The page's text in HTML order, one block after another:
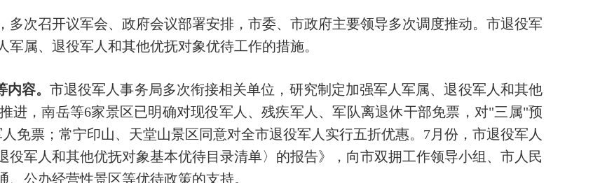
多次召开议军会、政府会议部署安排，市委、市政府主要领导多次调度推动。市退役军
属、退役军人和其他优抚对象优待工作的措施。
内容。市退役军人事务局多次衔接相关单位，研究制定加强军人军属、退役军人和其他
进，南岳等6家景区已明确对现役军人、残疾军人、军队离退休干部免票，对"三属"预
免票；常宁印山、天堂山景区同意对全市退役军人实行五折优惠。7月份，市退役军人
军人和其他优抚对象基本优待目录清单〉的报告》，向市双拥工作领导小组、市人民
公办经营性景区等优待政策的支持。